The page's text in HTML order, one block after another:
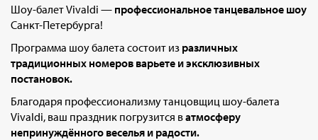
Шоу-балет Vivaldi — профессиональное танцевальное шоу
Санкт-Петербурга!
Программа шоу балета состоит из различных
традиционных номеров варьете и эксклюзивных
постановок.
Благодаря профессионализму танцовщиц шоу-балета
Vivaldi, ваш праздник погрузится ватмосферу
непринуждённого веселья и радости.